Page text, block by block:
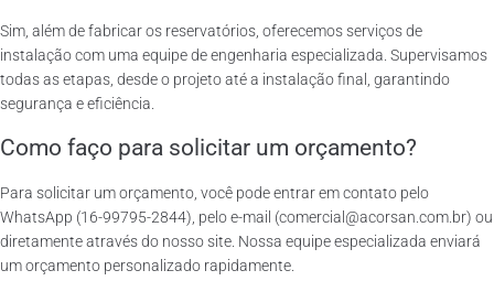
Sim, além de fabricar os reservatórios, oferecemos serviços de
instalação com uma equipe de engenharia especializada. Supervisamos
todas as etapas, desde o projeto até a instalação final, garantindo
segurança e eficiência.
Como faço para solicitar um orçamento?
Para solicitar um orçamento, você pode entrar em contato pelo
WhatsApp (16-99795-2844), pelo e-mail (comercial@acorsan.com.br) ou
diretamente através do nosso site. Nossa equipe especializada enviará
um orçamento personalizado rapidamente.